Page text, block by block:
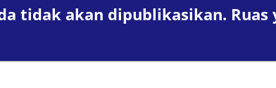
tidak akan dipublikasikan.